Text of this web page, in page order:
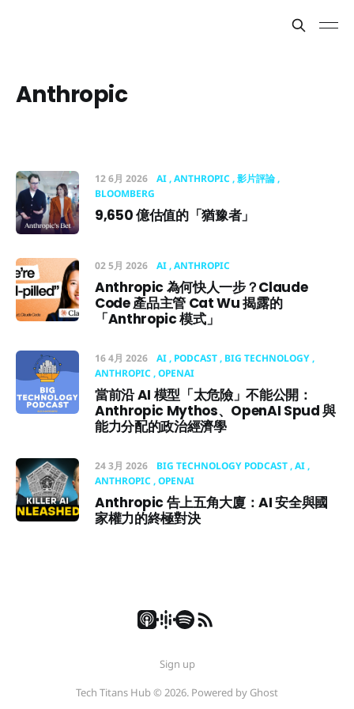
Anthropic
12 6月 2026 AI ANTHROPIC 影片評論
BLOOMBERG
9,650 億估值的「猶豫者」
02 5月 2026 AI ANTHROPIC
Anthropic 為何快人一步？Claude
Code 產品主管 Cat Wu 揭露的
「Anthropic 模式」
16 4月 2026 AI PODCAST BIG TECHNOLOGY
ANTHROPIC OPENAI
當前沿 AI 模型「太危險」不能公開：
Anthropic Mythos、OpenAI Spud 與
能力分配的政治經濟學
24 3月 2026 BIG TECHNOLOGY PODCAST AI
ANTHROPIC OPENAI
Anthropic 告上五角大廈：AI 安全與國
家權力的終極對決
Sign up
Tech Titans Hub © 2026. Powered by Ghost